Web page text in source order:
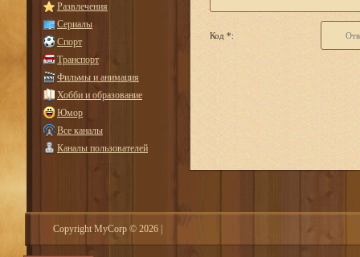
Развлечения
Сериалы
Спорт
Транспорт
Фильмы и анимация
Хобби и образование
Юмор
Все каналы
Каналы пользователей
Код *:
Copyright MyCorp © 2026